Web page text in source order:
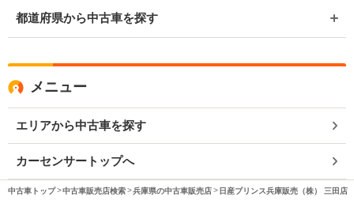
都道府県から中古車を探す
メニュー
エリアから中古車を探す
カーセンサートップへ
中古車トップ 中古車販売店検索 兵庫県の中古車販売店 日産プリンス兵庫販売（株） 三田